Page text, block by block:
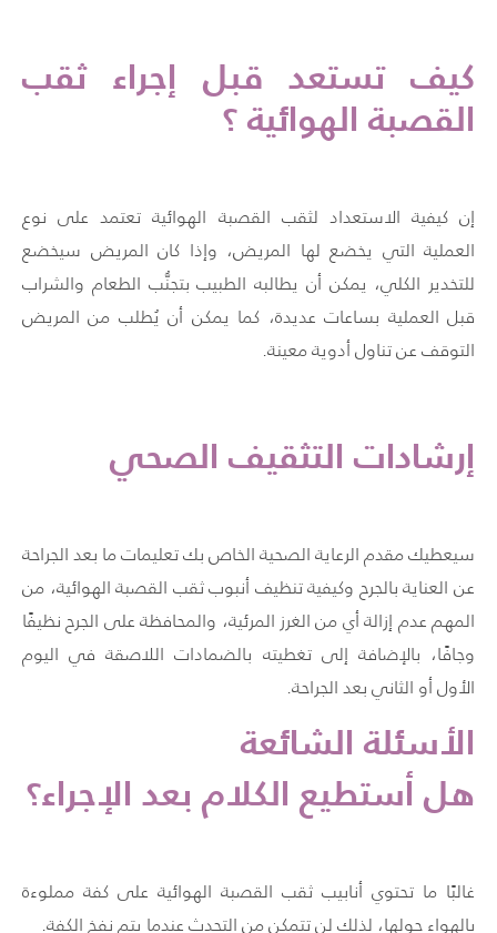
كيف تستعد قبل إجراء ثقب
القصبة الهوائية ؟
إن كيفية الاستعداد لثقب القصبة الهوائية تعتمد على نوع
العملية التي يخضع لها المريض، وإذا كان المريض سيخضع
للتخدير الكلي، يمكن أن يطالبه الطبيب بتجنُّب الطعام والشراب
قبل العملية بساعات عديدة، كما يمكن أن يُطلب من المريض
التوقف عن تناول أدوية معينة.
إرشادات التثقيف الصحي
سيعطيك مقدم الرعاية الصحية الخاص بك تعليمات ما بعد الجراحة
عن العناية بالجرح وكيفية تنظيف أنبوب ثقب القصبة الهوائية، من
المهم عدم إزالة أي من الغرز المرئية، والمحافظة على الجرح نظيفًا
وجافًا، بالإضافة إلى تغطيته بالضمادات اللاصقة في اليوم
الأول أو الثاني بعد الجراحة.
الأسئلة الشائعة
هل أستطيع الكلام بعد الإجراء؟
غالبًا ما تحتوي أنابيب ثقب القصبة الهوائية على كفة مملوءة
بالهواء حولها، لذلك لن تتمكن من التحدث عندما يتم نفخ الكفة.